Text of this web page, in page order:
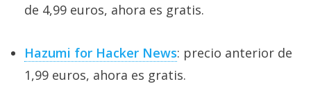
de 4,99 euros, ahora es gratis.
Hazumi for Hacker News: precio anterior de
1,99 euros, ahora es gratis.